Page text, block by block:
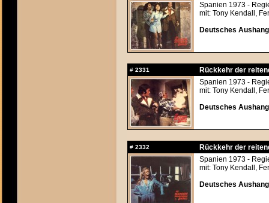
Spanien 1973 -
mit: Tony Kendall,
Deutsches
# 2331
Rückkehr der
Spanien 1973 -
mit: Tony Kendall,
Deutsches
# 2332
Rückkehr der
Spanien 1973 -
mit: Tony Kendall,
Deutsches